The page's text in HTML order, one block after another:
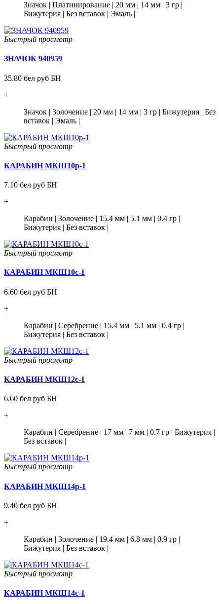
Значок | Платинирование | 20 мм | 14 мм | 3 гр |
Бижутерия | Без вставок | Эмаль |
Быстрый просмотр
ЗНАЧОК 940959
35.80 бел руб БН
+
Значок | Золочение | 20 мм | 14 мм | 3 гр | Бижутерия | Без
вставок | Эмаль |
Быстрый просмотр
КАРАБИН МКШ10р-1
7.10 бел руб БН
+
Карабин | Золочение | 15.4 мм | 5.1 мм | 0.4 гр |
Бижутерия | Без вставок |
Быстрый просмотр
КАРАБИН МКШ10с-1
6.60 бел руб БН
+
Карабин | Серебрение | 15.4 мм | 5.1 мм | 0.4 гр |
Бижутерия | Без вставок |
Быстрый просмотр
КАРАБИН МКШ12с-1
6.60 бел руб БН
+
Карабин | Серебрение | 17 мм | 7 мм | 0.7 гр | Бижутерия |
Без вставок |
Быстрый просмотр
КАРАБИН МКШ14р-1
9.40 бел руб БН
+
Карабин | Золочение | 19.4 мм | 6.8 мм | 0.9 гр |
Бижутерия | Без вставок |
Быстрый просмотр
КАРАБИН МКШ14с-1